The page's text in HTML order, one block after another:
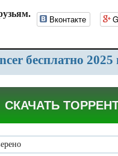
Вконтакте
бесплатно
СКАЧАТЬ